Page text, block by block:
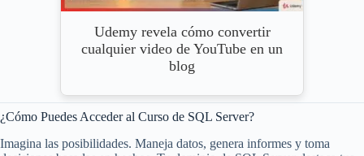
Udemy revela cómo convertir
cualquier video de YouTube en un
blog
¿Cómo Puedes Acceder al Curso de SQL Server?
Imagina las posibilidades. Maneja datos, genera informes y toma